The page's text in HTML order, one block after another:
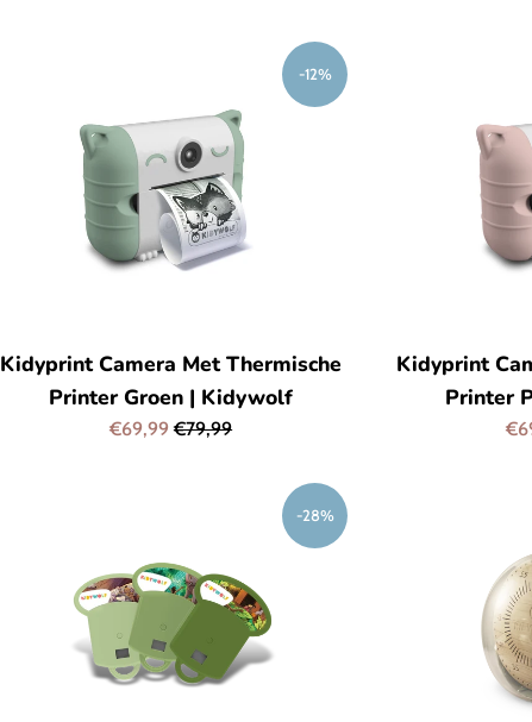
Kidyprint Camera Met Thermische
Printer Groen | Kidywolf
Aanbiedingsprijs
€69,99Normale
€79,99
-12%
Kidyprint
Printer
-28%